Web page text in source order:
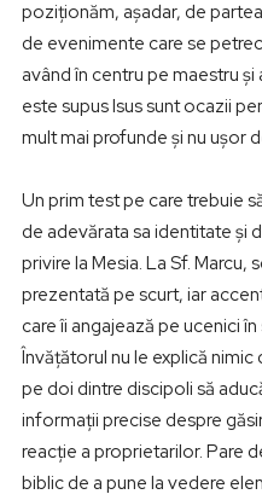
poziționăm, așadar, de
de evenimente care se
având în centru pe maestru
este supus Isus sunt ocazii
mult mai profunde și nu ușor
Un prim test pe care trebuie
de adevărata sa identitate și
privire la Mesia. La Sf. Marcu,
prezentată pe scurt, iar
care îi angajează pe ucenici
Învățătorul nu le explică
pe doi dintre discipoli să
informații precise despre
reacție a proprietarilor. Pare
biblic de a pune la vedere